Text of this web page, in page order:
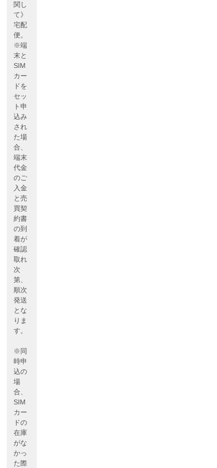
関し
て》
宅配
便。
※端
末と
SIM
カー
ドを
セッ
ト申
込み
され
た場
合、
端末
代金
のご
入金
と売
買契
約書
の到
着が
確認
取れ
次
第、
順次
発送
とな
りま
す。
※同
時申
込の
場
合、
SIM
カー
ドの
在庫
がな
かっ
た際